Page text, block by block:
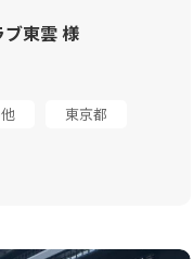
ブ東雲 様
東京都